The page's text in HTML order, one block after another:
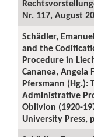
Nr. 117, August
Schädler,
and the
Procedure in
Cananea, Angela
Pfersmann (Hg.):
Administrative
Oblivion (1920-
University Press,